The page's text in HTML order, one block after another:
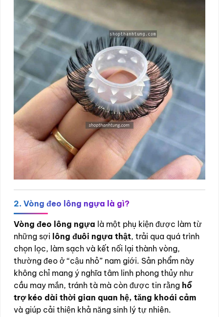
2. Vòng đeo lông ngựa là gì?
Vòng đeo lông ngựa là một phụ kiện được làm từ
những sợi lông đuôi ngựa thật, trải qua quá trình
chọn lọc, làm sạch và kết nối lại thành vòng,
thường đeo ở “cậu nhỏ” nam giới. Sản phẩm này
không chỉ mang ý nghĩa tâm linh phong thủy như
cầu may mắn, tránh tà mà còn được tin rằng hỗ
trợ kéo dài thời gian quan hệ, tăng khoái cảm
và giúp cải thiện khả năng sinh lý tự nhiên.